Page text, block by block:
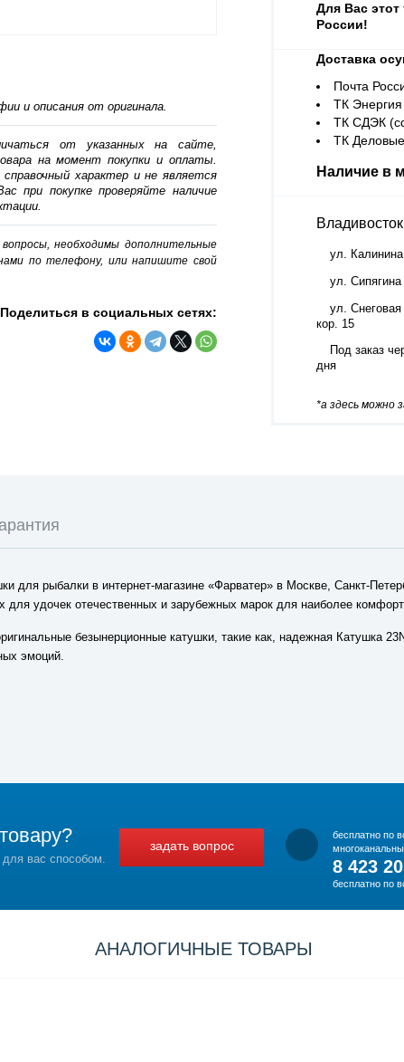
и описания от оригинала.
от указанных на сайте,
на момент покупки и оплаты.
характер и не является
при покупке проверяйте наличие
необходимы дополнительные
по телефону, или напишите свой
Поделиться в социальных сетях:
Для Вас
России!
Доставка
Почта
ТК
ТК СДЭК
ТК
Наличие в
Владивосток
ул.
ул. Сипягина
ул. Снеговая
кор. 15
Под заказ
дня
*а здесь можно
для рыбалки в интернет-магазине «Фарватер» в Москве, Санкт-
удочек отечественных и зарубежных марок для наиболее
безынерционные катушки, такие как, надежная Катушка
эмоций.
вас способом.
задать вопрос
бесплатно по
8 423
бесплатно по
АНАЛОГИЧНЫЕ ТОВАРЫ